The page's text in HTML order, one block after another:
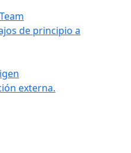
de principio a
externa.